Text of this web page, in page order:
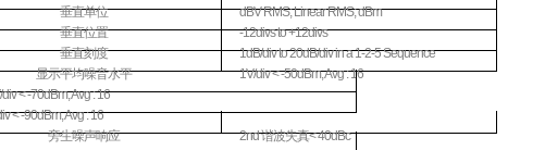
垂直单位
dBV RMS; Linear RMS; dBm
垂直位置
-12divs to +12divs
垂直刻度
1dB/div to 20dB/div in a 1-2-5 Sequence
显示平均噪音水平
1V/div < -50dBm, Avg : 16
< -70dBm, Avg : 16
< -90dBm, Avg : 16
旁生噪声响应
2nd谐波失真< 40dBc